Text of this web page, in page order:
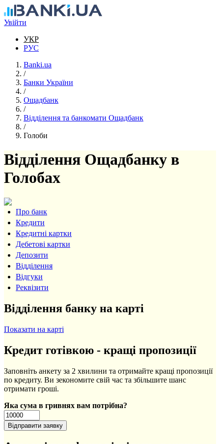
Перейти до основного вмісту
Увійти
УКР
РУС
Banki.ua
/
Банки України
/
Ощадбанк
/
Відділення та банкомати Ощадбанк
/
Голоби
Відділення Ощадбанку в
Голобах
Про банк
Кредити
Кредитні картки
Дебетові картки
Депозити
Відділення
Відгуки
Реквізити
Відділення банку на карті
Показати на карті
Кредит готівкою - кращі пропозиції
Заповніть анкету за 2 хвилини та отримайте кращі пропозиції
по кредиту. Ви зекономите свій час та збільшите шанс
отримати гроші.
Яка сума в гривнях вам потрібна?